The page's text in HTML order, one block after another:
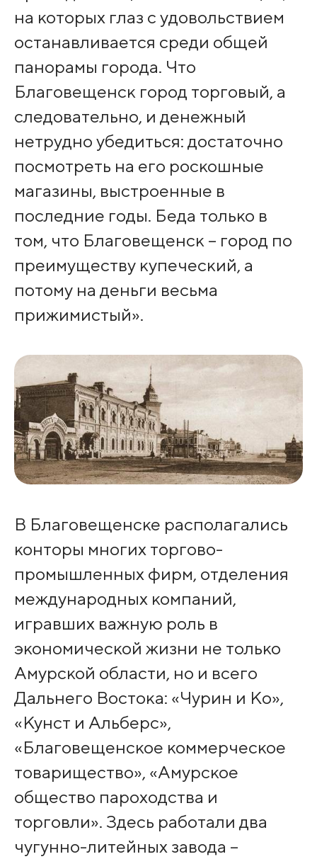
на которых глаз с удовольствием
останавливается среди общей
панорамы города. Что
Благовещенск город торговый, а
следовательно, и денежный
нетрудно убедиться: достаточно
посмотреть на его роскошные
магазины, выстроенные в
последние годы. Беда только в
том, что Благовещенск – город по
преимуществу купеческий, а
потому на деньги весьма
прижимистый».
В Благовещенске располагались
конторы многих торгово-
промышленных фирм, отделения
международных компаний,
игравших важную роль в
экономической жизни не только
Амурской области, но и всего
Дальнего Востока: «Чурин и Ко»,
«Кунст и Альберс»,
«Благовещенское коммерческое
товарищество», «Амурское
общество пароходства и
торговли». Здесь работали два
чугунно-литейных завода –